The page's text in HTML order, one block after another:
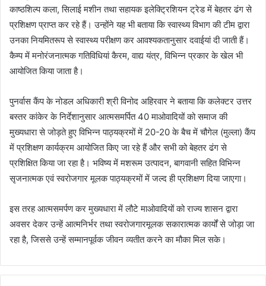
काष्ठशिल्प कला, सिलाई मशीन तथा सहायक इलेक्ट्रिशियन ट्रेड में बेहतर ढंग से
प्रशिक्षण प्राप्त कर रहे हैं। उन्होंने यह भी बताया कि स्वास्थ्य विभाग की टीम द्वारा
उनका नियमितरूप से स्वास्थ्य परीक्षण कर आवश्यकतानुसार दवाईयां दी जाती हैं।
कैम्प में मनोरंजनात्मक गतिविधियां कैरम, वाद्य यंत्र, विभिन्न प्रकार के खेल भी
आयोजित किया जाता है।
पुनर्वास कैंप के नोडल अधिकारी श्री विनोद अहिरवार ने बताया कि कलेक्टर उत्तर
बस्तर कांकेर के निर्देशानुसार आत्मसमर्पित 40 माओवादियों को समाज की
मुख्यधारा से जोड़ते हुए विभिन्न पाठ्यक्रमों में 20-20 के बैच में चौगेल (मुल्ला) कैंप
में प्रशिक्षण कार्यक्रम आयोजित किए जा रहे हैं और सभी को बेहतर ढंग से
प्रशिक्षित किया जा रहा है। भविष्य में मशरूम उत्पादन, बागवानी सहित विभिन्न
सृजनात्मक एवं स्वरोजगार मूलक पाठ्यक्रमों में जल्द ही प्रशिक्षण दिया जाएगा।
इस तरह आत्मसमर्पण कर मुख्यधारा में लौटे माओवादियों को राज्य शासन द्वारा
अवसर देकर उन्हें आत्मनिर्भर तथा स्वरोजगारमूलक सकारात्मक कार्यों से जोड़ा जा
रहा है, जिससे उन्हें सम्मानपूर्वक जीवन व्यतीत करने का मौका मिल सके।